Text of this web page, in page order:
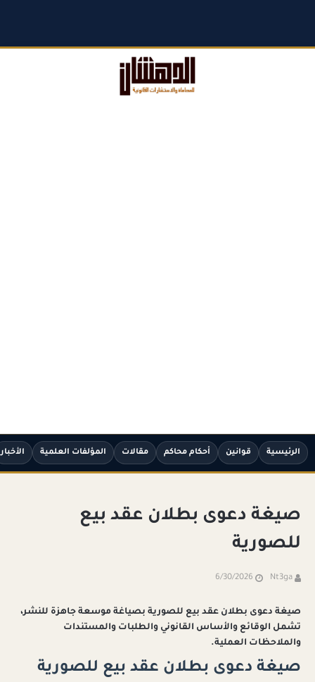
الرئيسية قوانين أحكام محاكم مقالات المؤلفات العلمية الأخبار
صيغة دعوى بطلان عقد بيع
للصورية
Nt3ga
6/30/2026
صيغة دعوى بطلان عقد بيع للصورية بصياغة موسعة جاهزة للنشر،
تشمل الوقائع والأساس القانوني والطلبات والمستندات
والملاحظات العملية.
صيغة دعوى بطلان عقد بيع للصورية